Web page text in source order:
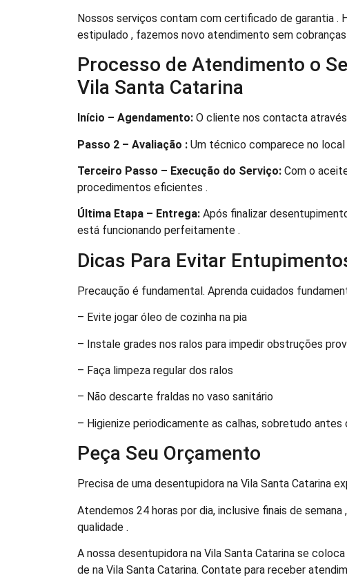
Nossos serviços contam com certificado de garantia .
estipulado , fazemos novo atendimento sem cobranças
Processo de Atendimento o
Vila Santa Catarina
Início – Agendamento: O cliente nos contacta
Passo 2 – Avaliação : Um técnico comparece no
Terceiro Passo – Execução do Serviço: Com o
procedimentos eficientes .
Última Etapa – Entrega: Após finalizar
está funcionando perfeitamente .
Dicas Para Evitar
Precaução é fundamental. Aprenda cuidados
– Evite jogar óleo de cozinha na pia
– Instale grades nos ralos para impedir obstruções
– Faça limpeza regular dos ralos
– Não descarte fraldas no vaso sanitário
– Higienize periodicamente as calhas, sobretudo antes
Peça Seu Orçamento
Precisa de uma desentupidora na Vila Santa Catarina
Atendemos 24 horas por dia, inclusive finais de
qualidade .
A nossa desentupidora na Vila Santa Catarina se
de na Vila Santa Catarina. Contate para receber